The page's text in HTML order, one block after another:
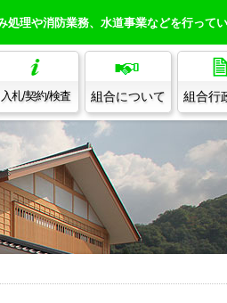
理や消防業務、水道事業などを行ってい
入札/契約/検査 組合について 組合行